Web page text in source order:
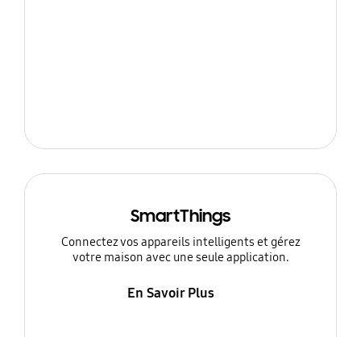
SmartThings
Connectez vos appareils intelligents et gérez
votre maison avec une seule application.
En Savoir Plus